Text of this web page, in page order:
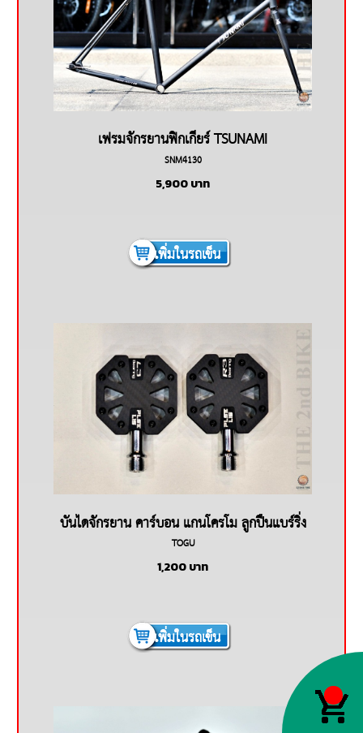
เฟรมจักรยานฟิกเกียร์ TSUNAMI
SNM4130
5,900บาท
เพิ่มในรถเข็น
บันไดจักรยาน คาร์บอน แกนโครโม ลูกปืนแบร์ริ่ง
TOGU
TOGU
1,200บาท
เพิ่มในรถเข็น